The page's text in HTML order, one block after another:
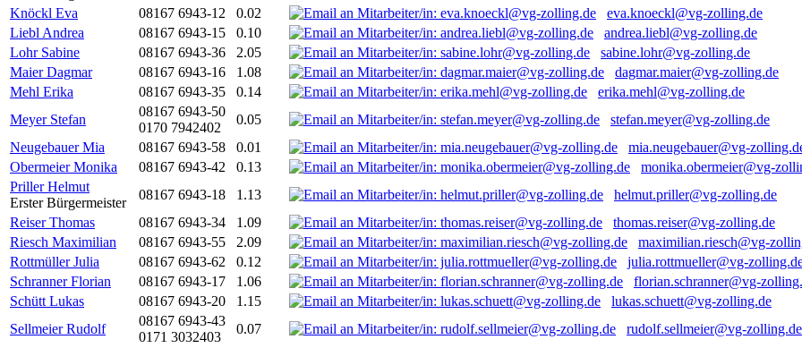
Knöckl Eva
08167 6943-12 0.02
eva.knoeckl@vg-zolling.de
Liebl Andrea
08167 6943-15 0.10
andrea.liebl@vg-zolling.de
Lohr Sabine
08167 6943-36 2.05
sabine.lohr@vg-zolling.de
Maier Dagmar
08167 6943-16 1.08
dagmar.maier@vg-zolling.de
Mehl Erika
08167 6943-35 0.14
erika.mehl@vg-zolling.de
Meyer Stefan
08167 6943-50
0170 7942402
0.05
stefan.meyer@vg-zolling.de
Neugebauer Mia
08167 6943-58 0.01
mia.neugebauer@vg-
Obermeier Monika
08167 6943-42 0.13
monika.obermeier@vg-
Priller Helmut
Erster Bürgermeister
08167 6943-18 1.13
helmut.priller@vg-zolling.de
Reiser Thomas
08167 6943-34 1.09
thomas.reiser@vg-zolling.de
Riesch Maximilian
08167 6943-55 2.09
maximilian.riesch@vg-
Rottmüller Julia
08167 6943-62 0.12
julia.rottmueller@vg-
Schranner Florian
08167 6943-17 1.06
florian.schranner@vg-
Schütt Lukas
08167 6943-20 1.15
lukas.schuett@vg-zolling.de
Sellmeier Rudolf
08167 6943-43
0171 3032403
0.07
rudolf.sellmeier@vg-zolling.de